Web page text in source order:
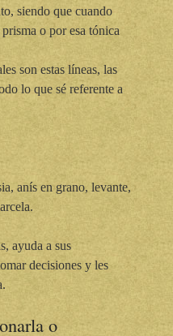
siendo que cuando
o por esa tónica
son estas líneas, las
lo que sé referente a
anís en grano, levante,
ayuda a sus
decisiones y les
o